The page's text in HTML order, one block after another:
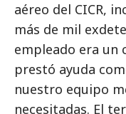
aéreo del CICR,
más de mil
empleado era un
prestó ayuda
nuestro equipo
necesitadas. El